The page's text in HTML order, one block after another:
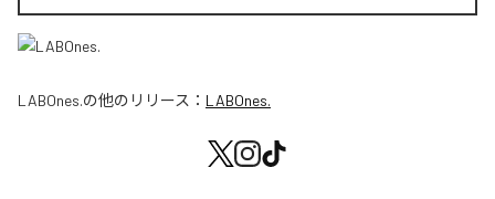
LABOnes.の他のリリース： LABOnes.